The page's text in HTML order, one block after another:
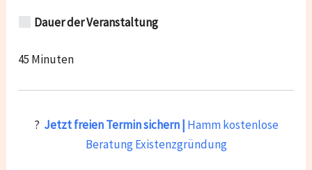
Dauer der Veranstaltung
45 Minuten
? Jetzt freien Termin sichern | Hamm kostenlose
Beratung Existenzgründung